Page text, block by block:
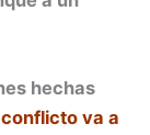
hechas
va a